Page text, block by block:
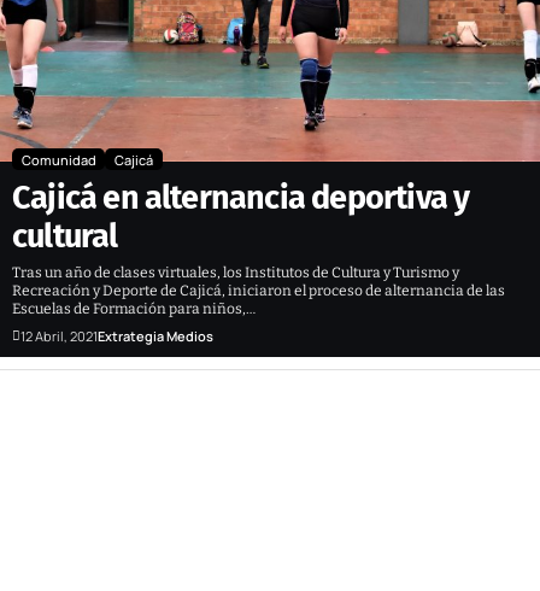
Comunidad Cajicá
Cajicá en alternancia deportiva y
cultural
Tras un año de clases virtuales, los Institutos de Cultura y Turismo y
Recreación y Deporte de Cajicá, iniciaron el proceso de alternancia de las
Escuelas de Formación para niños,…
12 Abril, 2021Extrategia Medios